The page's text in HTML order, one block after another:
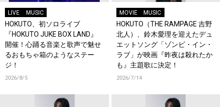
LIVE MUSIC
HOKUTO、初ソロライブ
『HOKUTO JUKE BOX LAND』
開催！心踊る音楽と歌声で魅せ
るおもちゃ箱のようなステー
ジ！
2026/8/5
MOVIE MUSIC
HOKUTO（THE RAMPAGE 吉野
北人）、鈴木愛理を迎えたデュ
エットソング「ゾンビ・イン・
ラブ」が映画『昨夜は殺れたか
も』主題歌に決定！
2026/7/14